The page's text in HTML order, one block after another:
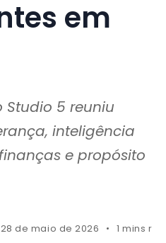
em
Studio 5 reuniu
inteligência
e propósito
28 de maio de 2026 1 mins